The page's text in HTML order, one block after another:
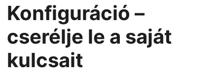
Konfiguráció –
cserélje le a saját
kulcsait